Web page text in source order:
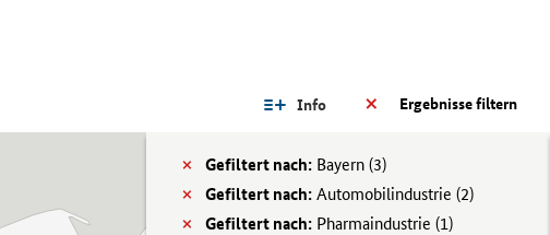
Ergebnisse filtern
Info
Gefiltert nach: Bayern (3)
Gefiltert nach: Automobilindustrie (2)
Gefiltert nach: Pharmaindustrie (1)